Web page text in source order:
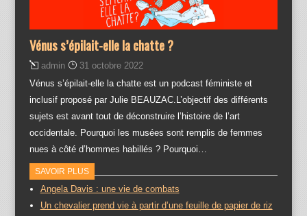
Vénus s’épilait-elle la chatte ?
admin
31 octobre 2022
Vénus s’épilait-elle la chatte est un podcast féministe et
inclusif proposé par Julie BEAUZAC.L’objectif des différents
sujets est avant tout de déconstruire l’histoire de l’art
occidentale. Pourquoi les musées sont remplis de femmes
nues à côté d’hommes habillés ? Pourquoi…
SAVOIR PLUS
Angela Davis : une vie de combats
Un chevalier prend vie à partir d’une feuille de papier de riz